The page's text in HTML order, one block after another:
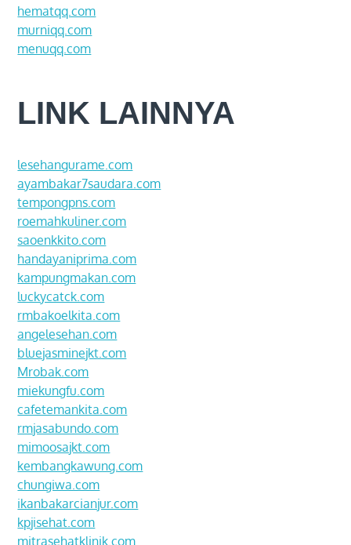
hematqq.com
murniqq.com
menuqq.com
LINK LAINNYA
lesehangurame.com
ayambakar7saudara.com
tempongpns.com
roemahkuliner.com
saoenkkito.com
handayaniprima.com
kampungmakan.com
luckycatck.com
rmbakoelkita.com
angelesehan.com
bluejasminejkt.com
Mrobak.com
miekungfu.com
cafetemankita.com
rmjasabundo.com
mimoosajkt.com
kembangkawung.com
chungiwa.com
ikanbakarcianjur.com
kpjisehat.com
mitrasehatklinik.com